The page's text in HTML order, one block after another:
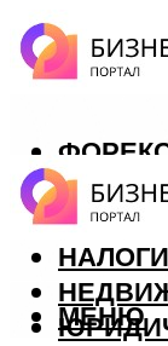
НАЛОГИ
МЕНЮ